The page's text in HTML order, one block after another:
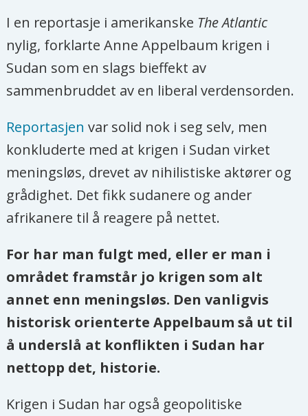
I en reportasje i amerikanske The Atlantic
nylig, forklarte Anne Appelbaum krigen i
Sudan som en slags bieffekt av
sammenbruddet av en liberal verdensorden.
Reportasjen var solid nok i seg selv, men
konkluderte med at krigen i Sudan virket
meningsløs, drevet av nihilistiske aktører og
grådighet. Det fikk sudanere og ander
afrikanere til å reagere på nettet.
For har man fulgt med, eller er man i
området framstår jo krigen som alt
annet enn meningsløs. Den vanligvis
historisk orienterte Appelbaum så ut til
å underslå at konflikten i Sudan har
nettopp det, historie.
Krigen i Sudan har også geopolitiske